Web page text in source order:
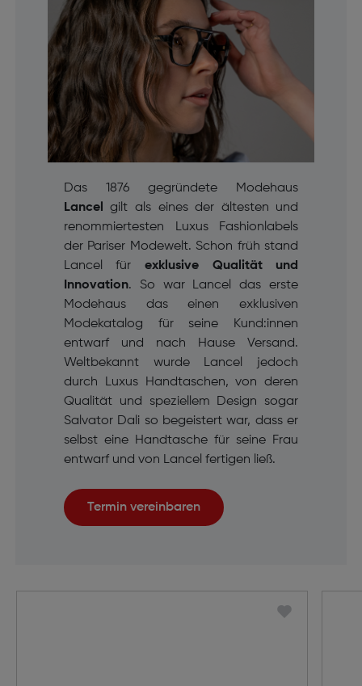
Das 1876 gegründete Modehaus
Lancelgilt als eines der ältesten und
renommiertesten Luxus Fashionlabels
der Pariser Modewelt. Schon früh stand
Lancel für exklusive Qualität und
Innovation. So war Lancel das erste
Modehaus das einen exklusiven
Modekatalog für seine Kund:innen
entwarf und nach Hause Versand.
Weltbekannt wurde Lancel jedoch
durch Luxus Handtaschen, von deren
Qualität und speziellem Design sogar
Salvator Dali so begeistert war, dass er
selbst eine Handtasche für seine Frau
entwarf und von Lancel fertigen ließ.
Termin vereinbaren